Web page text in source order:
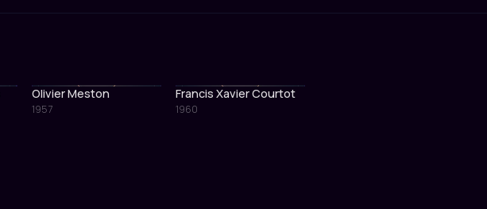
Olivier Meston
1957
Francis Xavier Courtot
1960